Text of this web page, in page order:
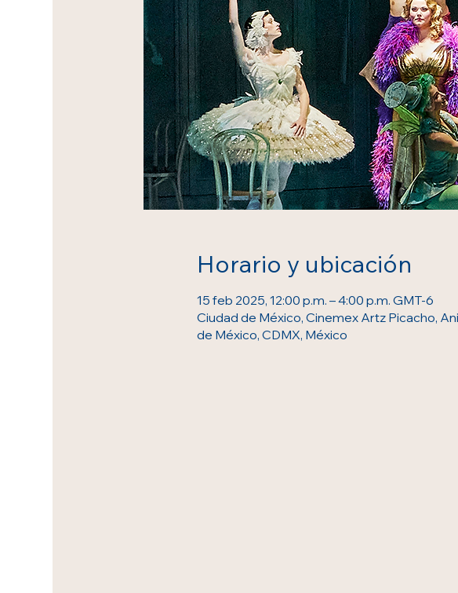
Horario y ubicación
15 feb 2025, 12:00 p.m. – 4:00 p.m. GMT-6
Ciudad de México, Cinemex Artz Picacho,
de México, CDMX, México